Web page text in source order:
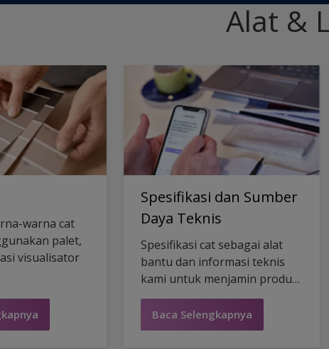
Alat &
warna cat
palet,
visualisator
Spesifikasi dan Sumber
Daya Teknis
Spesifikasi cat sebagai alat
bantu dan informasi teknis
kami untuk menjamin produk
yang cocok untuk proyek apa
pun.
Baca Selengkapnya